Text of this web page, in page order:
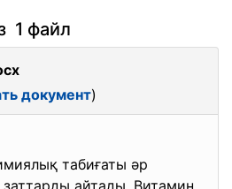
1 файл
документ)
табиғаты әр
заттарды айтады. Витамин